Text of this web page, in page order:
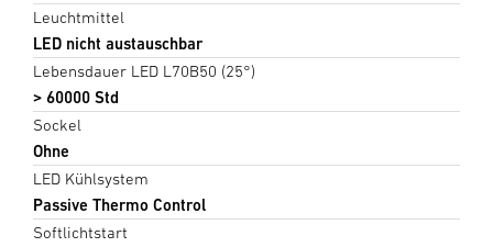
Leuchtmittel
LED nicht austauschbar
Lebensdauer LED L70B50 (25°)
> 60000 Std
Sockel
Ohne
LED Kühlsystem
Passive Thermo Control
Softlichtstart